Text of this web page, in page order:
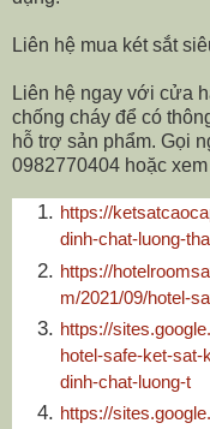
Liên hệ mua két sắt
Liên hệ ngay với cửa
chống cháy để có
hỗ trợ sản phẩm. Gọi
0982770404 hoặc
https://
dinh-chat-luong-
https://
m/2021/09/hotel-
https://
hotel-safe-ket-
dinh-chat-luong-t
https://